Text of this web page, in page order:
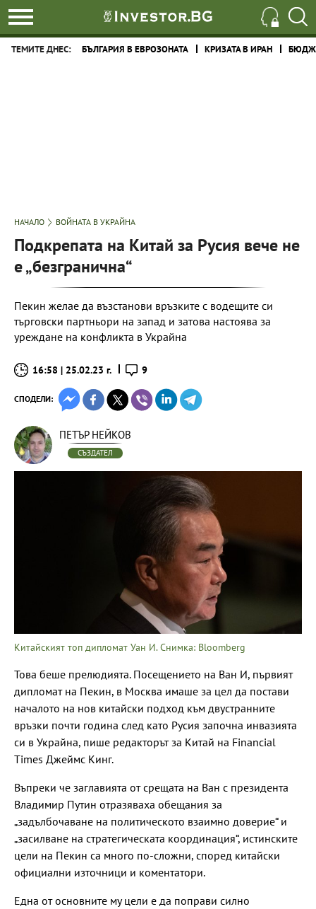
ТЕМИТЕ ДНЕС: БЪЛГАРИЯ В ЕВРОЗОНАТА КРИЗАТА В ИРАН
НАЧАЛО ВОЙНАТА В УКРАЙНА
Подкрепата на Китай за Русия вече не
е „безгранична“
Пекин желае да възстанови връзките с водещите си
търговски партньори на запад и затова настоява за
уреждане на конфликта в Украйна
16:58 | 25.02.23 г. 9
СПОДЕЛИ:
ПЕТЪР НЕЙКОВ
СЪЗДАТЕЛ
Китайският топ дипломат Уан И. Снимка: Bloomberg
Това беше прелюдията. Посещението на Ван И, първият
дипломат на Пекин, в Москва имаше за цел да постави
началото на нов китайски подход към двустранните
връзки почти година след като Русия започна инвазията
си в Украйна, пише редакторът за Китай на Financial
Times Джеймс Кинг.
Въпреки че заглавията от срещата на Ван с президента
Владимир Путин отразяваха обещания за
„задълбочаване на политическото взаимно доверие“ и
„засилване на стратегическата координация“, истинските
цели на Пекин са много по-сложни, според китайски
официални източници и коментатори.
Една от основните му цели е да поправи силно